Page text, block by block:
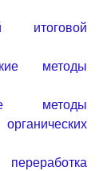
итоговой
методы
методы